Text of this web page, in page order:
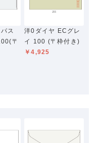
ス
〒
洋0ダイヤ ECグレ
イ 100 (〒枠付き)
￥4,925